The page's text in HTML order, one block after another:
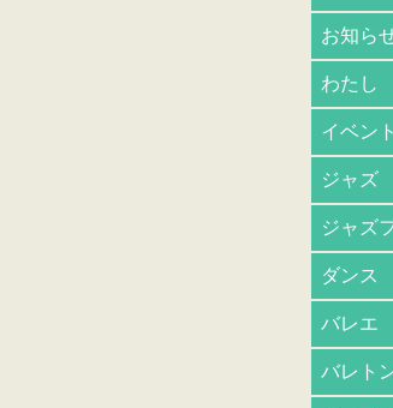
お知ら
わたし
イベント
ジャズ
ジャズ
ダンス
バレエ
バレト